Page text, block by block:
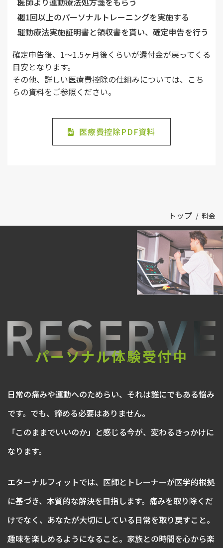
週1回以上のパーソナルトレーニングを実施する
運動療法実施証明書と領収書を貰い、確定申告を行う
確定申告後、1〜1.5ヶ月後くらいが還付金が戻ってくる
目安となります。
その他、詳しい医療費控除の仕組みについては、こち
らの資料をご参照ください。
医療費控除PDF資料
トップ / 料金
パーソナル体験受付中
日常の痛みや運動へのためらい、それは誰にでもある悩み
です。でも、諦める必要はありません。
「このままでいいのか」と感じる今が、変わるきっかけに
なります。
エターナルフィットでは、医師とトレーナーが医学的根拠
に基づき、本質的な解決を目指します。痛みを取り除くだ
けでなく、あなたが大切にしている日常を取り戻すこと。
趣味を楽しめるようになること。家族との時間を心から楽